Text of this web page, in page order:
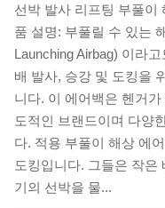
선박 발사 리프팅 부풀이
품 설명: 부풀릴 수 있는
Launching Airbag) 이라
배 발사, 승강 및 도킹을
니다. 이 에어백은 헨거
도적인 브랜드이며 다양
다. 적용 부풀이 해상 에
도킹입니다. 그들은 작은
기의 선박을 물...